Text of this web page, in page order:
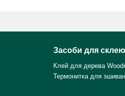
Засоби для
Клей для дерева
Термонитка для